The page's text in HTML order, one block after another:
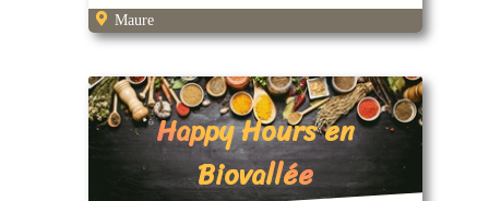
Maure
Happy Hours en
Biovallée